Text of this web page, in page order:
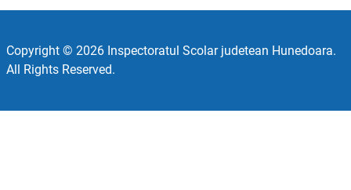
Copyright © 2026 Inspectoratul Scolar judetean Hunedoara.
All Rights Reserved.